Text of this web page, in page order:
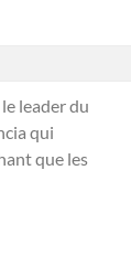
leader du
qui
que les